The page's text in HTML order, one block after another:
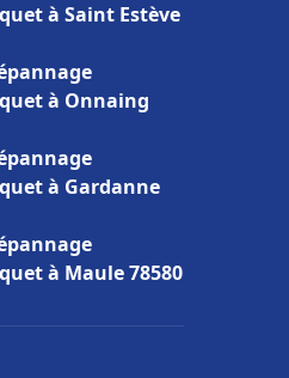
à Saint Estève
à Onnaing
à Gardanne
à Maule 78580